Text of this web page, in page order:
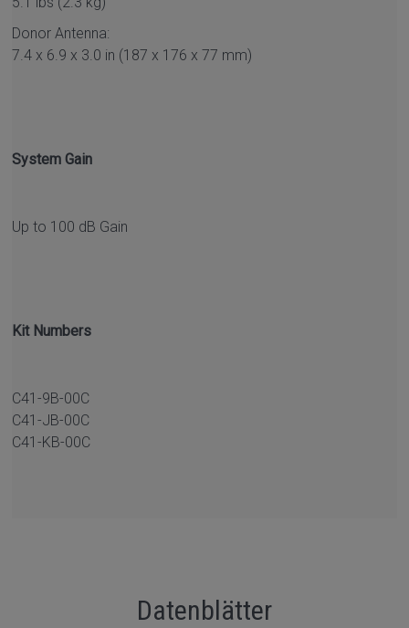
Donor Antenna:
7.4 x 6.9 x 3.0 in (187 x 176 x 77 mm)
System Gain
Up to 100 dB Gain
Kit Numbers
C41-9B-00C
C41-JB-00C
C41-KB-00C
Datenblätter